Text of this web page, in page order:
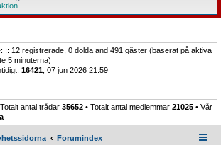
:: 12 registrerade, 0 dolda and 491 gäster (baserat på aktiva
5 minuterna)
16421 , 07 jun 2026 21:59
Totalt antal trådar 35652 • Totalt antal medlemmar 21025 • Vår
Forumindex